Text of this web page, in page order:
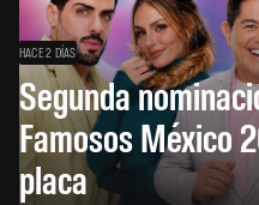
HACE 2 DÍAS
Segunda
Famosos México
placa